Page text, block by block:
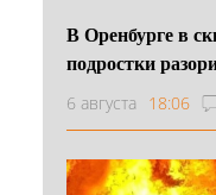
В Оренбурге в
подростки
6 августа 18:06